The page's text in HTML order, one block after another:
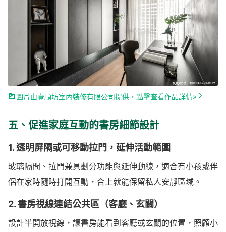
圖片由壹順坊室內裝修有限公司提供，點擊查看作品詳情»
五、促進家庭互動的書房細節設計
1. 透明屏隔或可移動拉門，延伸活動範圍
玻璃隔間、拉門兼具劃分功能與延伸動線，適合有小孩或伴
侶在家時隨時打開互動，合上就能保留私人安靜區域。
2. 書房視線連結公共區（客廳、玄關）
設計半開放視線，讓書房能看到客廳或玄關的位置，照顧小